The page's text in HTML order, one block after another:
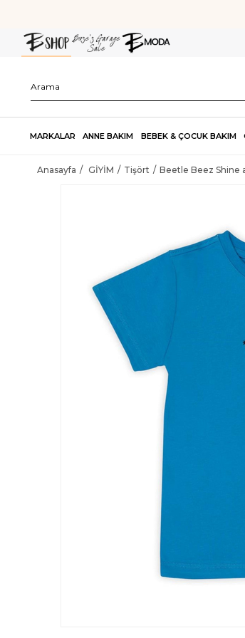
MARKALAR ANNE BAKIM BEBEK & ÇOCUK BAKIM
Anasayfa GİYİM Tişört Beetle Beez Shine